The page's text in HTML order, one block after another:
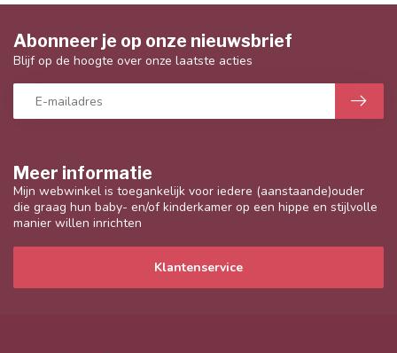
Meer informatie
Mijn webwinkel is toegankelijk voor iedere (aanstaande)ouder
die graag hun baby- en/of kinderkamer op een hippe en stijlvolle
manier willen inrichten
Klantenservice
Abonneer je op onze nieuwsbrief
Blijf op de hoogte over onze laatste acties